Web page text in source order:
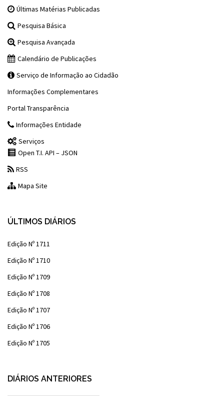
Últimas Matérias Publicadas
Pesquisa Básica
Pesquisa Avançada
Calendário de Publicações
Serviço de Informação ao Cidadão
Informações Complementares
Portal Transparência
Informações Entidade
Serviços
Open T.I. API – JSON
RSS
Mapa Site
ÚLTIMOS DIÁRIOS
Edição Nº 1711
Edição Nº 1710
Edição Nº 1709
Edição Nº 1708
Edição Nº 1707
Edição Nº 1706
Edição Nº 1705
DIÁRIOS ANTERIORES